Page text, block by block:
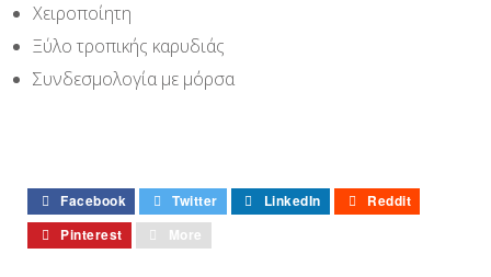
Χειροποίητη
Ξύλο τροπικής καρυδιάς
Συνδεσμολογία με μόρσα
Facebook Twitter LinkedIn
Reddit
Pinterest
More